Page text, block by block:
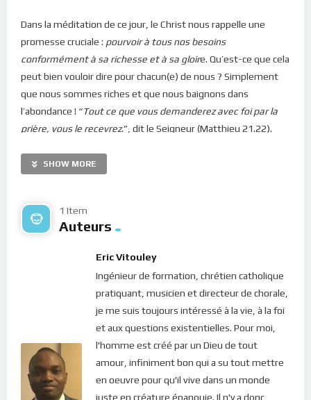
Dans la méditation de ce jour, le Christ nous rappelle une
promesse cruciale : pourvoir à tous nos besoins
conformément à sa richesse et à sa gloire. Qu’est-ce que cela
peut bien vouloir dire pour chacun(e) de nous ? Simplement
que nous sommes riches et que nous baignons dans
l’abondance ! “Tout ce que vous demanderez avec foi par la
prière, vous le recevrez.”, dit le Seigneur (Matthieu 21.22).
elle, n’arrive toujours pas à trouver écho dans notre vie ? En
Et, au-delà de tout, que désire notre coeur sinon la paix et la
joie de Dieu ? Hélas, nous recherchons ces trésors dans les
là, en nous, dans notre coeur avec une telle abondance de sa
paix ! Pourquoi ne le percevons-nous pas ?
Chers frères et soeurs, notre processus de communication
avec le ciel est un souvent biaisé. Dans nos prières, nous
parlons beaucoup et nous communiquons peu. A l’instar des
pharisiens, nous rabâchons tandis que notre coeur est loin du
SHOW MORE
1 Item
Auteurs
Eric Vitouley
Ingénieur de formation, chrétien catholique
pratiquant, musicien et directeur de chorale,
je me suis toujours intéressé à la vie, à la foi
et aux questions existentielles. Pour moi,
l'homme est créé par un Dieu de tout
amour, infiniment bon qui a su tout mettre
en oeuvre pour qu'il vive dans un monde
juste en créature épanouie. Il n'y a donc